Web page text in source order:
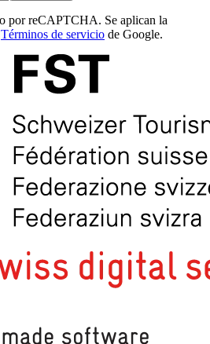
por reCAPTCHA. Se aplican la
Términos de servicio de Google.